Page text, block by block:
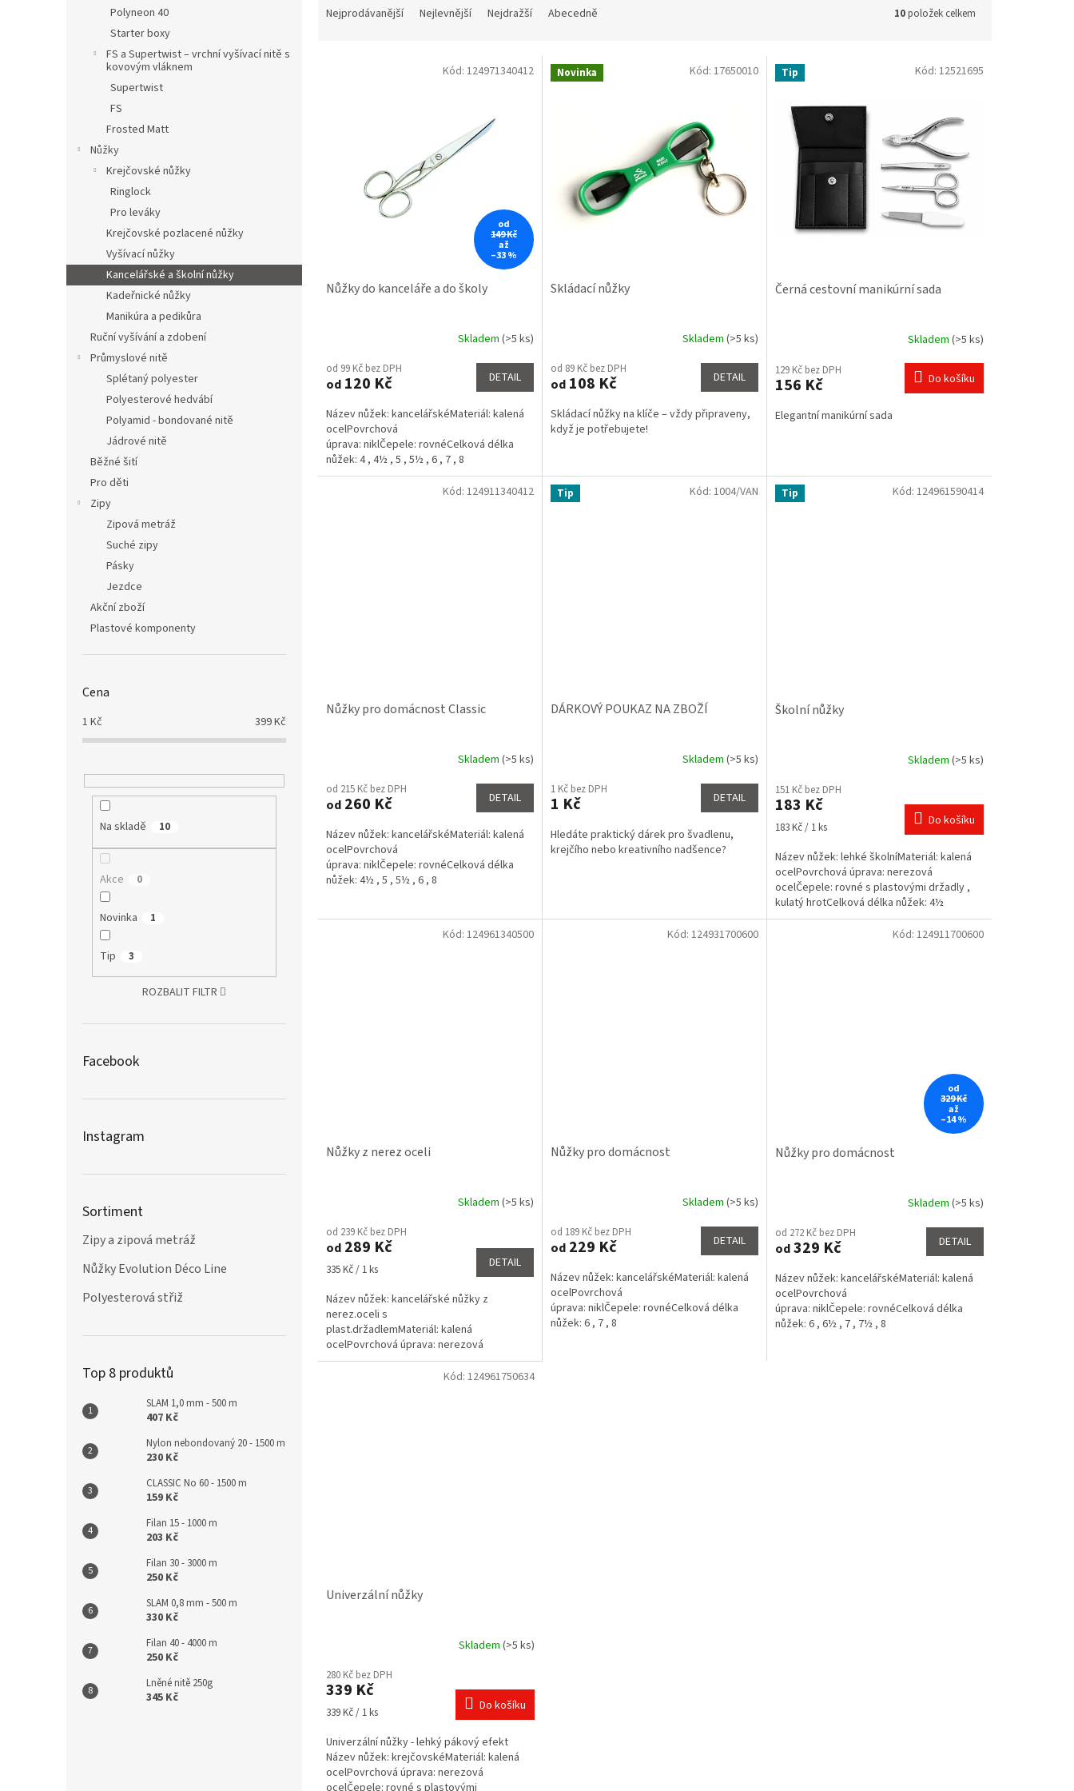
Polyneon 40
Starter boxy
FS a Supertwist – vrchní vyšívací nitě s
kovovým vláknem
Supertwist
FS
Frosted Matt
Nůžky
Krejčovské nůžky
Ringlock
Pro leváky
Krejčovské pozlacené nůžky
Vyšívací nůžky
Kancelářské a školní nůžky
Kadeřnické nůžky
Manikúra a pedikůra
Ruční vyšívání a zdobení
Průmyslové nitě
Splétaný polyester
Polyesterové hedvábí
Polyamid - bondované nitě
Jádrové nitě
Běžné šití
Pro děti
Zipy
Zipová metráž
Suché zipy
Pásky
Jezdce
Akční zboží
Plastové komponenty
Cena
1 Kč 399Kč
Na skladě 10
Akce 0
Novinka 1
Tip 3
ROZBALIT FILTR
Facebook
Instagram
Sortiment
Zipy a zipová metráž
Nůžky Evolution Déco Line
Polyesterová střiž
Top 8 produktů
SLAM 1,0 mm - 500 m
407 Kč
Nylon nebondovaný 20 - 1500 m
230 Kč
CLASSIC No 60 - 1500 m
159 Kč
Filan 15 - 1000 m
203 Kč
Filan 30 - 3000 m
250 Kč
SLAM 0,8 mm - 500 m
330 Kč
Filan 40 - 4000 m
250 Kč
Lněné nitě 250g
345 Kč
Nejprodávanější Nejlevnější Nejdražší Abecedně 10položek celkem
od
149 Kč
až
–33 %
Nůžky do kanceláře a do školy
produktu
je
z
5
hvězdiček.
Skladem (>5 ks)
od 99 Kč bez DPH
od 120 Kč DETAIL
Název nůžek: kancelářskéMateriál: kalená
ocelPovrchová
úprava: niklČepele: rovnéCelková délka
nůžek: 4 , 4½ , 5 , 5½ , 6 , 7 , 8
Kód: 124971340412 Novinka
Skládací nůžky
produktu
je
z
5
Skladem (>5 ks)
od 89 Kč bez DPH
od108 Kč DETAIL
Skládací nůžky na klíče – vždy připraveny,
když je potřebujete!
Kód: 17650010 Tip
Černá cestovní manikúrní sada
Skladem (>5 ks)
129 Kč bez DPH
156 Kč Do košíku
Elegantní manikúrní sada
Kód: 12521695
Nůžky pro domácnost Classic
produktu
je
z
5
hvězdiček.
Skladem (>5 ks)
od 215 Kč bez DPH
od 260 Kč DETAIL
Název nůžek: kancelářskéMateriál: kalená
ocelPovrchová
úprava: niklČepele: rovnéCelková délka
nůžek: 4½ , 5 , 5½ , 6 , 8
Kód: 124911340412 Tip
DÁRKOVÝ POUKAZ NA ZBOŽÍ
produktu
je
z
5
Skladem (>5 ks)
1 Kč bez DPH
1 Kč DETAIL
Hledáte praktický dárek pro švadlenu,
krejčího nebo kreativního nadšence?
Kód: 1004/VAN Tip
Školní nůžky
produktu
je
5,0
5
hvězdiček.
Skladem (>5 ks)
151 Kč bez DPH
183 Kč
Měrná
183 Kč / 1 ks Do košíku
Název nůžek: lehké školníMateriál: kalená
ocelPovrchová úprava: nerezová
ocelČepele: rovné s plastovými držadly ,
kulatý hrotCelková délka nůžek: 4½
Kód: 124961590414
Nůžky z nerez oceli
produktu
je
5,0
5
hvězdiček.
Skladem (>5 ks)
od 239 Kč bez DPH
od 289 Kč
Měrná
335 Kč / 1 ks DETAIL
Název nůžek: kancelářské nůžky z
nerez.oceli s
plast.držadlemMateriál: kalená
ocelPovrchová úprava: nerezová
ocelČepele: rovnéCelková délka nůžek: 5 ,
Kód: 124961340500
Nůžky pro domácnost
Skladem (>5 ks)
od 189 Kč bez DPH
od229 Kč DETAIL
Název nůžek: kancelářskéMateriál: kalená
ocelPovrchová
úprava: niklČepele: rovnéCelková délka
nůžek: 6 , 7 , 8
Kód: 124931700600
od
329 Kč
až
–14 %
Nůžky pro domácnost
produktu
je
z
5
hvězdiček.
Skladem (>5 ks)
od 272 Kč bez DPH
od329 Kč DETAIL
Název nůžek: kancelářskéMateriál: kalená
ocelPovrchová
úprava: niklČepele: rovnéCelková délka
nůžek: 6 , 6½ , 7 , 7½ , 8
Kód: 124911700600
Univerzální nůžky
produktu
je
4,0
5
hvězdiček.
Skladem (>5 ks)
280 Kč bez DPH
339 Kč
Měrná
339 Kč / 1 ks Do košíku
Univerzální nůžky - lehký pákový efekt
Název nůžek: krejčovskéMateriál: kalená
ocelPovrchová úprava: nerezová
Kód: 124961750634